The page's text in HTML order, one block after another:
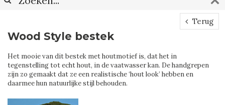
Terug
Wood Style bestek
Het mooie van dit bestek met houtmotief is, dat het in
tegenstelling tot echt hout, in de vaatwasser kan. De handgrepen
zijn zo gemaakt dat ze een realistische ‘hout look’ hebben en
daarmee hun natuurlijke stijl behouden.